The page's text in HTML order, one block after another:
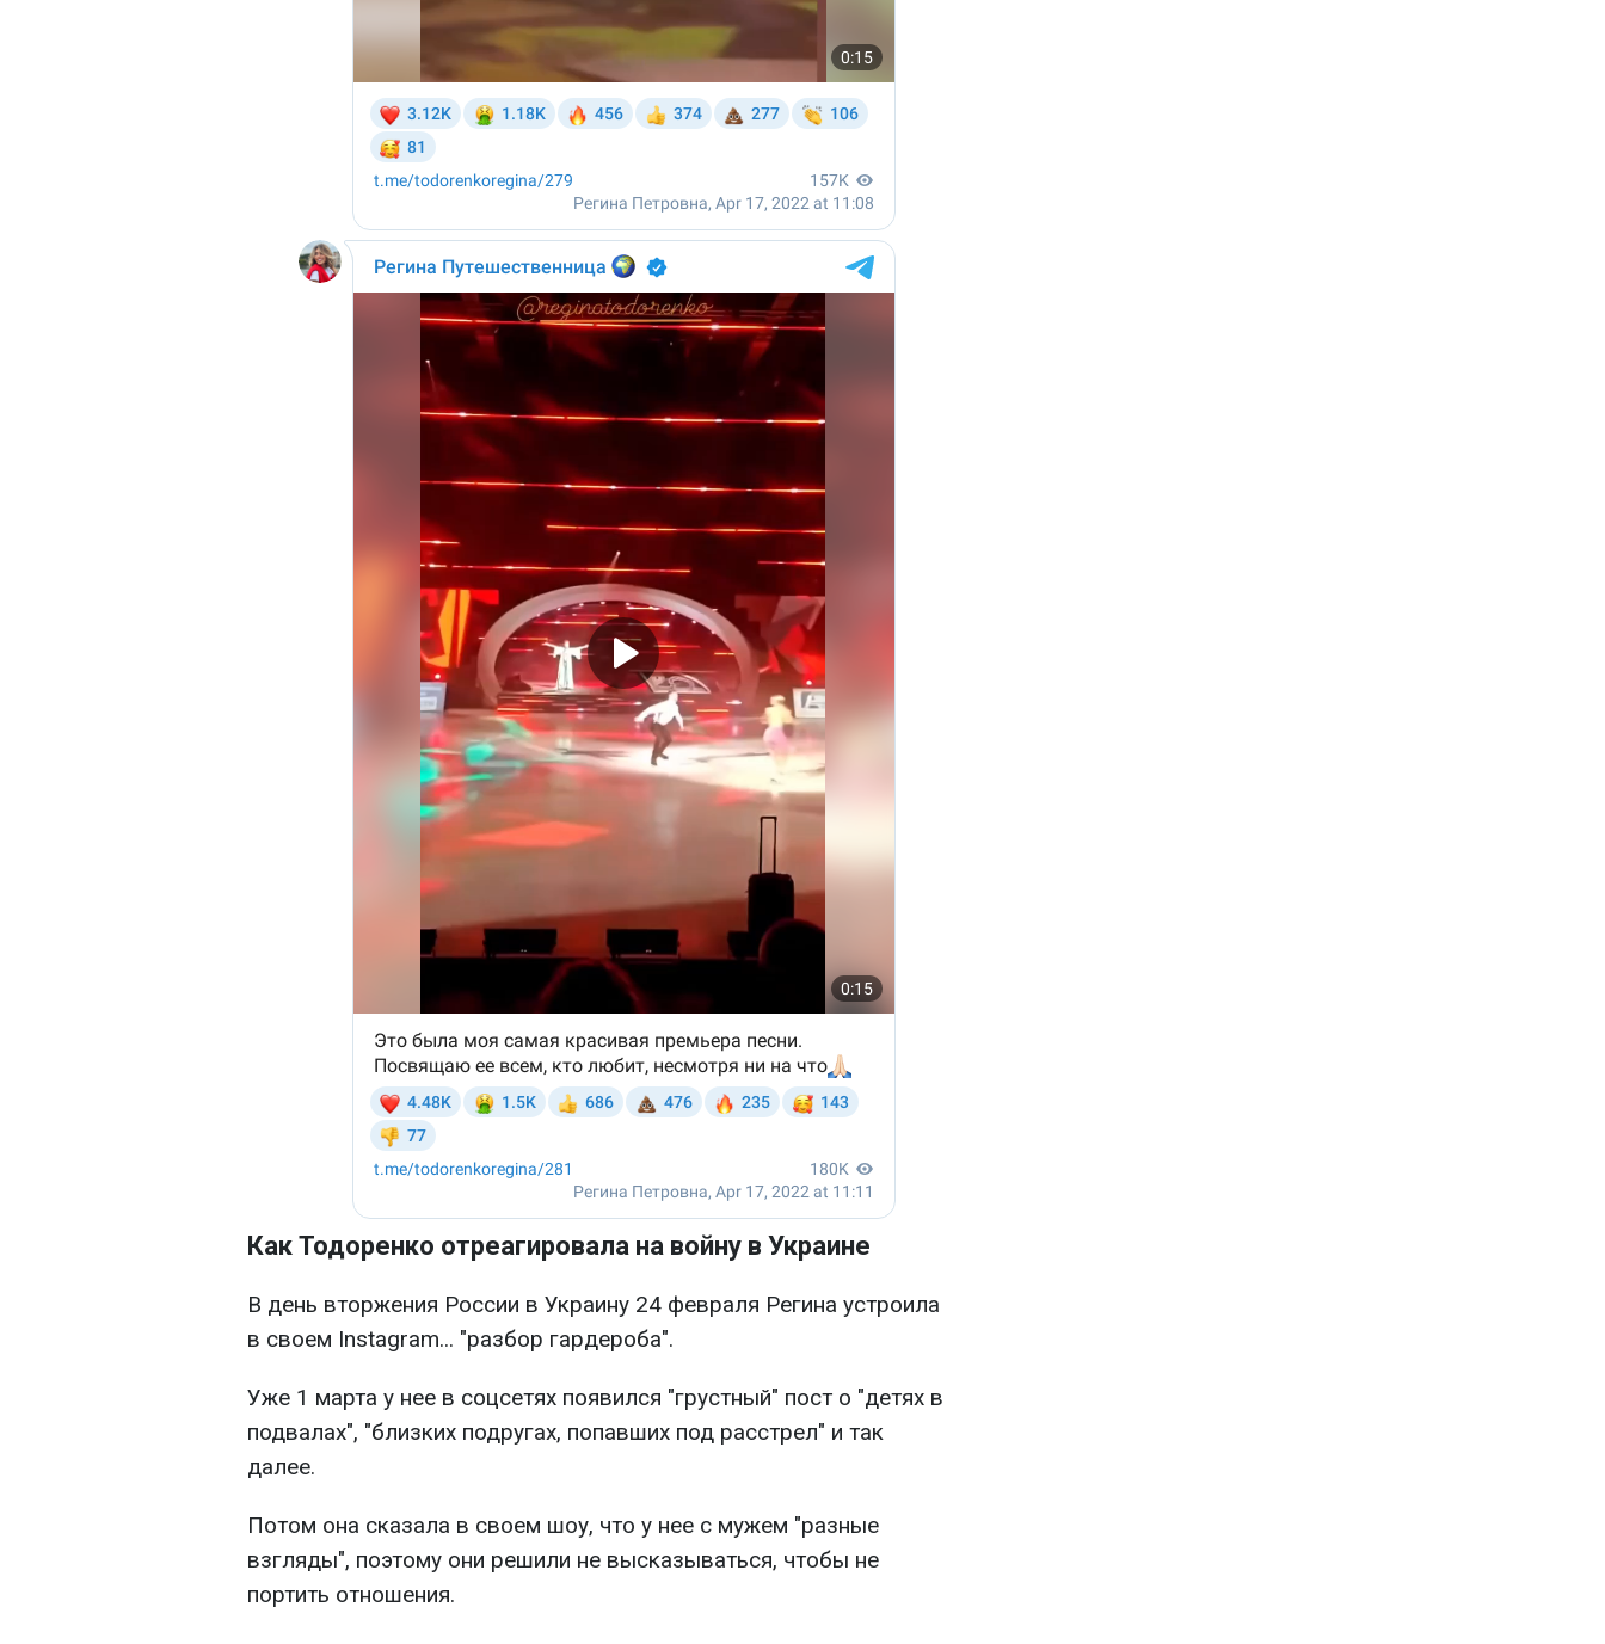
Как Тодоренко отреагировала на войну в Украине
В день вторжения России в Украину 24 февраля Регина устроила
в своем Instagram... "разбор гардероба".
Уже 1 марта у нее в соцсетях появился "грустный" пост о "детях в
подвалах", "близких подругах, попавших под расстрел" и так
далее.
Потом она сказала в своем шоу, что у нее с мужем "разные
взгляды", поэтому они решили не высказываться, чтобы не
портить отношения.